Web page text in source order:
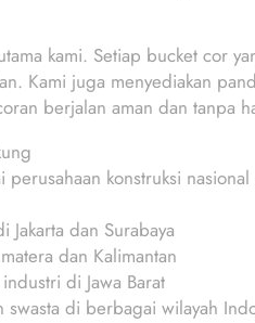
kami. Setiap bucket cor
Kami juga menyediakan
berjalan aman dan tanpa
konstruksi
dan Surabaya
dan Kalimantan
di Jawa Barat
di berbagai wilayah